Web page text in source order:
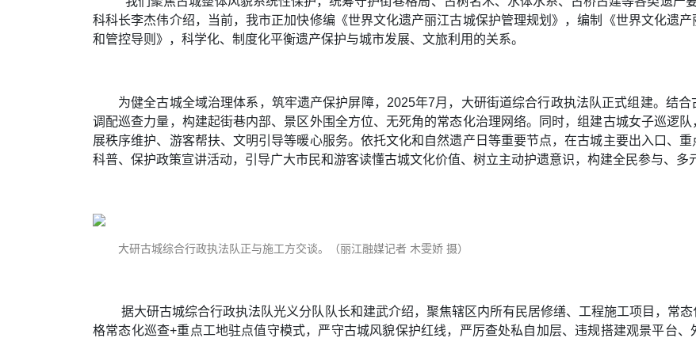
科科长李杰伟介绍，当前，我市正加快修编《世界文化遗产丽江古城保护管理规划》，编制《世界文化遗
和管控导则》，科学化、制度化平衡遗产保护与城市发展、文旅利用的关系。
为健全古城全域治理体系，筑牢遗产保护屏障，2025年7月，大研街道综合行政执法队正式组建。结
调配巡查力量，构建起街巷内部、景区外围全方位、无死角的常态化治理网络。同时，组建古城女子巡逻
展秩序维护、游客帮扶、文明引导等暖心服务。依托文化和自然遗产日等重要节点，在古城主要出入口、
科普、保护政策宣讲活动，引导广大市民和游客读懂古城文化价值、树立主动护遗意识，构建全民参与、多
大研古城综合行政执法队正与施工方交谈。（丽江融媒记者 木雯娇 摄）
据大研古城综合行政执法队光义分队队长和建武介绍，聚焦辖区内所有民居修缮、工程施工项目，常
格常态化巡查+重点工地驻点值守模式，严守古城风貌保护红线，严厉查处私自加层、违规搭建观景平台